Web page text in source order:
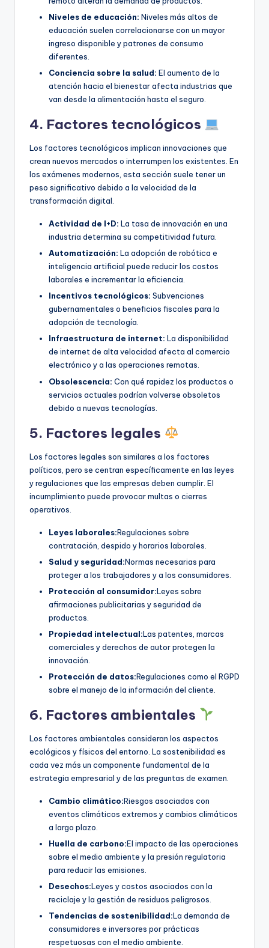
Niveles de educación: Niveles más altos de
educación suelen correlacionarse con un mayor
ingreso disponible y patrones de consumo
diferentes.
Conciencia sobre la salud: El aumento de la
atención hacia el bienestar afecta industrias que
van desde la alimentación hasta el seguro.
4. Factores tecnológicos
Los factores tecnológicos implican innovaciones que
crean nuevos mercados o interrumpen los existentes. En
los exámenes modernos, esta sección suele tener un
peso significativo debido a la velocidad de la
transformación digital.
Actividad de I+D: La tasa de innovación en una
industria determina su competitividad futura.
Automatización: La adopción de robótica e
inteligencia artificial puede reducir los costos
laborales e incrementar la eficiencia.
Incentivos tecnológicos: Subvenciones
gubernamentales o beneficios fiscales para la
adopción de tecnología.
Infraestructura de internet: La disponibilidad
de internet de alta velocidad afecta al comercio
electrónico y a las operaciones remotas.
Obsolescencia: Con qué rapidez los productos o
servicios actuales podrían volverse obsoletos
debido a nuevas tecnologías.
5. Factores legales
Los factores legales son similares a los factores
políticos, pero se centran específicamente en las leyes
y regulaciones que las empresas deben cumplir. El
incumplimiento puede provocar multas o cierres
operativos.
Leyes laborales:Regulaciones sobre
contratación, despido y horarios laborales.
Salud y seguridad:Normas necesarias para
proteger a los trabajadores y a los consumidores.
Protección al consumidor:Leyes sobre
afirmaciones publicitarias y seguridad de
productos.
Propiedad intelectual:Las patentes, marcas
comerciales y derechos de autor protegen la
innovación.
Protección de datos:Regulaciones como el RGPD
sobre el manejo de la información del cliente.
6. Factores ambientales
Los factores ambientales consideran los aspectos
ecológicos y físicos del entorno. La sostenibilidad es
cada vez más un componente fundamental de la
estrategia empresarial y de las preguntas de examen.
Cambio climático:Riesgos asociados con
eventos climáticos extremos y cambios climáticos
a largo plazo.
Huella de carbono:El impacto de las operaciones
sobre el medio ambiente y la presión regulatoria
para reducir las emisiones.
Desechos:Leyes y costos asociados con la
reciclaje y la gestión de residuos peligrosos.
Tendencias de sostenibilidad:La demanda de
consumidores e inversores por prácticas
respetuosas con el medio ambiente.